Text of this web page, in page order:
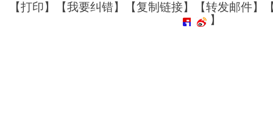
【打印】【我要纠错】【复制链接】【转发邮件】
】